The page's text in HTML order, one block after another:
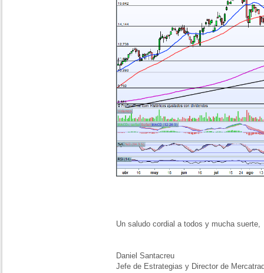
Un saludo cordial a todos y mucha suerte,
Daniel Santacreu
Jefe de Estrategias y Director de